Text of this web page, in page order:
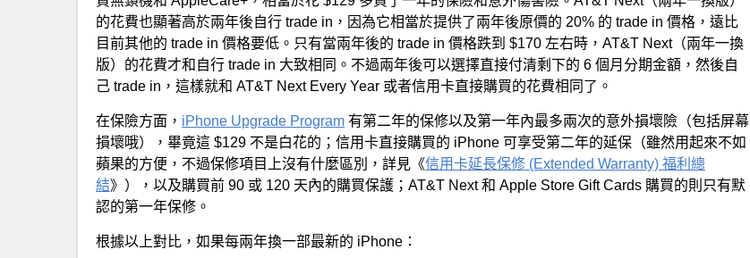
的花費也顯著高於兩年後自行 trade in，因為它相當於提供了兩年後原價的 20% 的 trade in 價格，遠比
目前其他的 trade in 價格要低。只有當兩年後的 trade in 價格跌到 $170 左右時，AT&T Next（兩年一換
版）的花費才和自行 trade in 大致相同。不過兩年後可以選擇直接付清剩下的 6 個月分期金額，然後自
己 trade in，這樣就和 AT&T Next Every Year 或者信用卡直接購買的花費相同了。
在保險方面， iPhone Upgrade Program 有第二年的保修以及第一年內最多兩次的意外損壞險（包括屏幕
損壞哦），畢竟這 $129 不是白花的；信用卡直接購買的 iPhone 可享受第二年的延保（雖然用起來不如
蘋果的方便，不過保修項目上沒有什麼區別，詳見《信用卡延長保修 (Extended Warranty) 福利總
結》），以及購買前 90 或 120 天內的購買保護；AT&T Next 和 Apple Store Gift Cards 購買的則只有默
認的第一年保修。
根據以上對比，如果每兩年換一部最新的 iPhone：